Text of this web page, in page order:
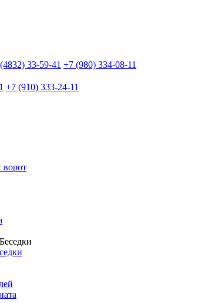
33-59-41 +7 (980) 334-08-11
+7 (910) 333-24-11
ворот